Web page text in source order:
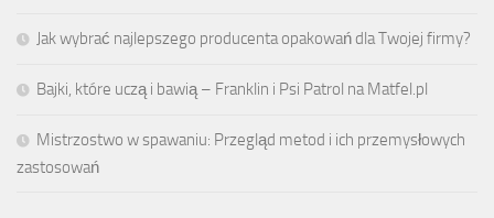
Jak wybrać najlepszego producenta opakowań dla Twojej firmy?
Bajki, które uczą i bawią – Franklin i Psi Patrol na Matfel.pl
Mistrzostwo w spawaniu: Przegląd metod i ich przemysłowych
zastosowań